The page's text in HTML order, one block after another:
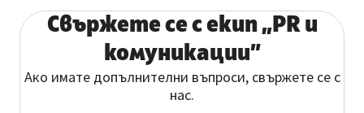
Свържете се с екип „PR и
комуникации”
Ако имате допълнителни въпроси, свържете се с
нас.